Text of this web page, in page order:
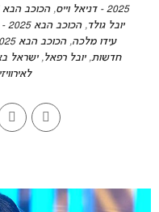
2025 - דניאל וייס
,הכוכב הבא 2025 - ואלרי חמאתי
יובל גולד,הכוכב הבא 2025 - מורן אהרוני ורד בנד
עידו מלכה,הכוכב הבא 2025 - עמית שדה
חדשות,יובל רפאל,ישראל